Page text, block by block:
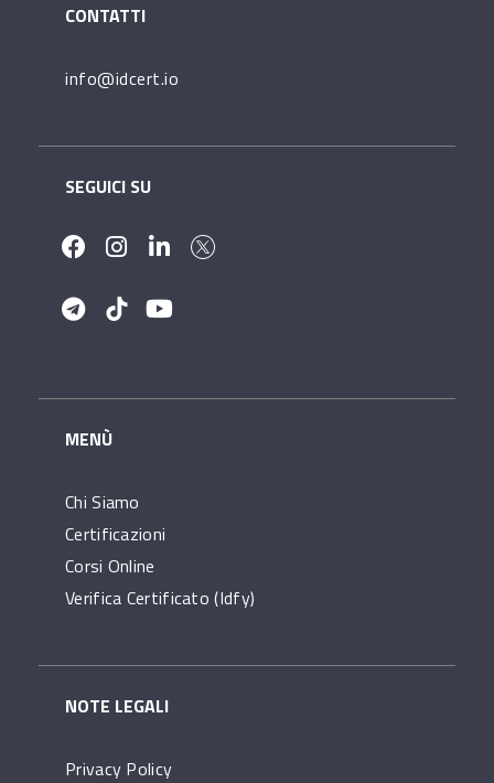
CONTATTI
info@idcert.io
SEGUICI SU
MENÙ
Chi Siamo
Certificazioni
Corsi Online
Verifica Certificato (idfy)
NOTE LEGALI
Privacy Policy